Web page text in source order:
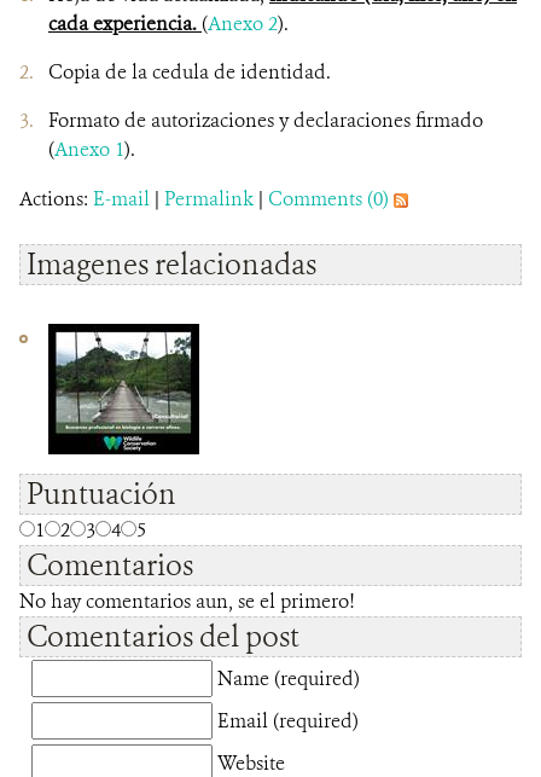
cada experiencia. (Anexo 2).
Copia de la cedula de identidad.
Formato de autorizaciones y declaraciones firmado
(Anexo 1).
Actions: E-mail | Permalink | Comments (0)
Imagenes relacionadas
Puntuación
1 2 3 4 5
Comentarios
No hay comentarios aun, se el primero!
Comentarios del post
Name (required)
Email (required)
Website